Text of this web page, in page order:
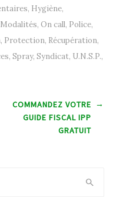
, Hygiène,
Modalités, On call, Police,
, Protection, Récupération,
, Spray, Syndicat, U.N.S.P.,
COMMANDEZ VOTRE
GUIDE FISCAL IPP
GRATUIT
→